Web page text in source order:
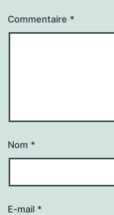
Commentaire *
Nom *
E-mail *